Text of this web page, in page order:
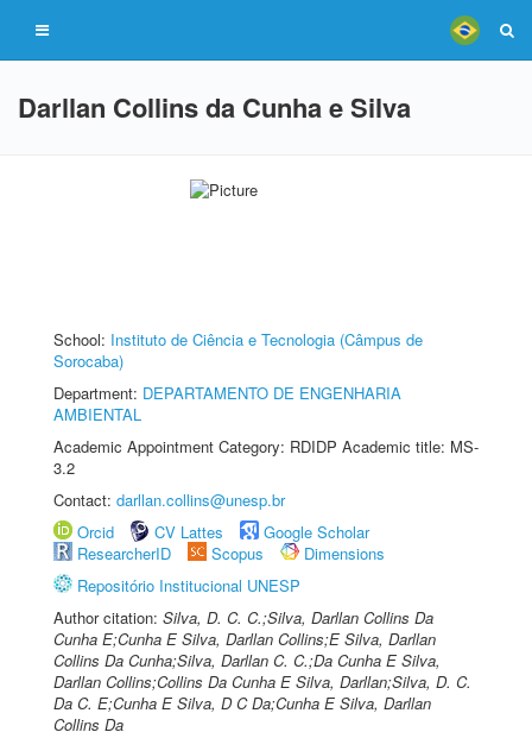
Darllan Collins da Cunha e Silva
School: Instituto de Ciência e Tecnologia (Câmpus de
Sorocaba)
Department: DEPARTAMENTO DE ENGENHARIA
AMBIENTAL
Academic Appointment Category: RDIDP Academic title: MS-
3.2
Contact: darllan.collins@unesp.br
Orcid
CV Lattes
Google Scholar
ResearcherID
Scopus
Dimensions
Repositório Institucional UNESP
Author citation: Silva, D. C. C.;Silva, Darllan Collins Da
Cunha E;Cunha E Silva, Darllan Collins;E Silva, Darllan
Collins Da Cunha;Silva, Darllan C. C.;Da Cunha E Silva,
Darllan Collins;Collins Da Cunha E Silva, Darllan;Silva, D. C.
Da C. E;Cunha E Silva, D C Da;Cunha E Silva, Darllan
Collins Da